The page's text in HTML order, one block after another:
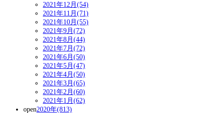
2021年12月(54)
2021年11月(71)
2021年10月(55)
2021年9月(72)
2021年8月(44)
2021年7月(72)
2021年6月(50)
2021年5月(47)
2021年4月(50)
2021年3月(65)
2021年2月(60)
2021年1月(62)
open2020年(813)